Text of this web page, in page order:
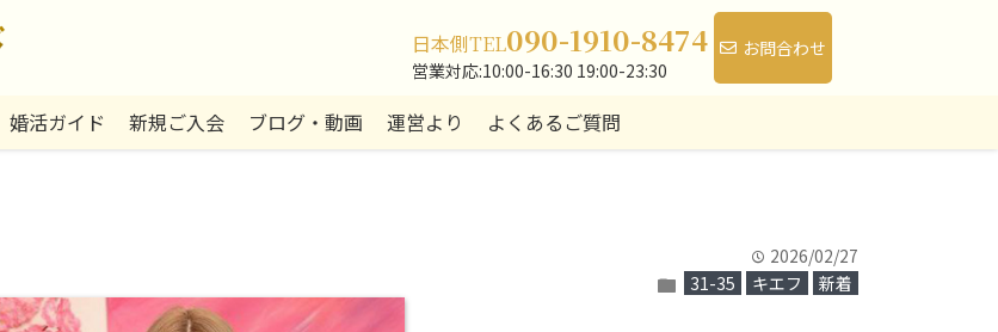
日本側TEL090-1910-8474
営業対応:10:00-16:30 19:00-23:30
お問合わせ
婚活ガイド 新規ご入会 ブログ・動画 運営より よくあるご質問
time 2026/02/27
folder 31-35 キエフ 新着